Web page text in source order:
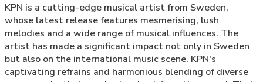
KPN is a cutting-edge musical artist from Sweden,
whose latest release features mesmerising, lush
melodies and a wide range of musical influences. The
artist has made a significant impact not only in Sweden
but also on the international music scene. KPN's
captivating refrains and harmonious blending of diverse